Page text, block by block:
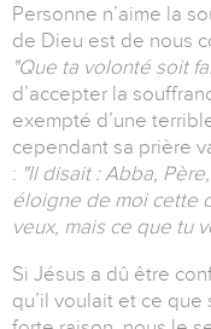
Personne n’aime la
de Dieu est de nous
"Que ta volonté soit
d’accepter la
exempté d’une
cependant sa prière
: "Il disait : Abba,
éloigne de moi cette
veux, mais ce que tu
Si Jésus a dû être
qu’il voulait et ce